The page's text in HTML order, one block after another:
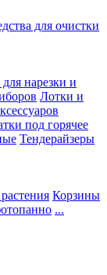
для очистки
нарезки и
Лотки и
под горячее
Тендерайзеры
Корзины
...